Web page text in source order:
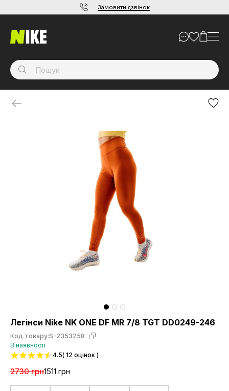
Замовити дзвінок
Легінси Nike NK ONE DF MR 7/8 TGT DD0249-246
Код товару:S-2353258
В наявності
4.5( 12 оцінок )
2730 грн1511 грн